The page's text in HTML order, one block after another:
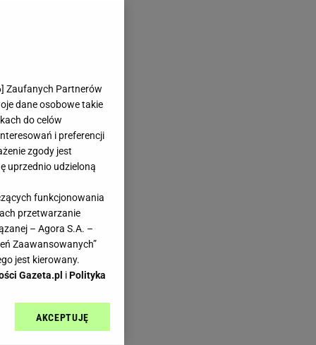
] Zaufanych Partnerów
dane osobowe takie
do celów
i preferencji
zgody jest
uprzednio udzieloną
funkcjonowania
przetwarzanie
– Agora S.A. –
Zaawansowanych”
jest kierowany.
Gazeta.pl iPolityka
sp. z o.o., jej
AKCEPTUJĘ